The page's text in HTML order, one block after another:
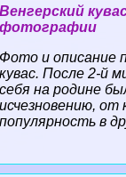
Венгерский
фотографии
Фото и описание
кувас. После 2-й
себя на родине
исчезновению, от
популярность в